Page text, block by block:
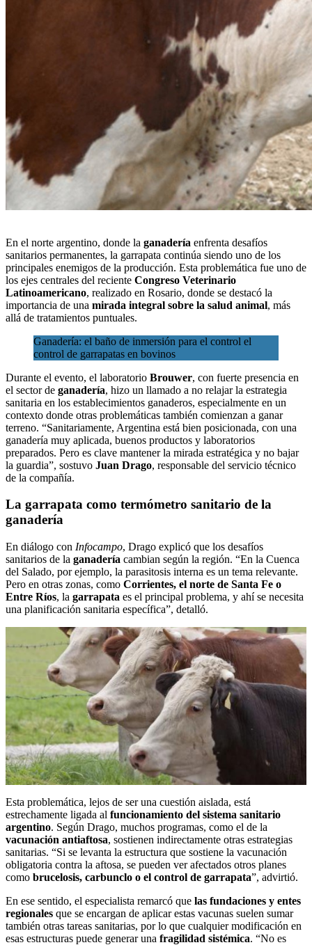
En el norte argentino, donde la ganadería enfrenta desafíos
sanitarios permanentes, la garrapata continúa siendo uno de los
principales enemigos de la producción. Esta problemática fue uno de
los ejes centrales del reciente Congreso Veterinario
Latinoamericano, realizado en Rosario, donde se destacó la
importancia de una mirada integral sobre la salud animal, más
allá de tratamientos puntuales.
Ganadería: el baño de inmersión para el control el
control de garrapatas en bovinos
Durante el evento, el laboratorio Brouwer, con fuerte presencia en
el sector de ganadería, hizo un llamado a no relajar la estrategia
sanitaria en los establecimientos ganaderos, especialmente en un
contexto donde otras problemáticas también comienzan a ganar
terreno. “Sanitariamente, Argentina está bien posicionada, con una
ganadería muy aplicada, buenos productos y laboratorios
preparados. Pero es clave mantener la mirada estratégica y no bajar
la guardia”, sostuvo Juan Drago, responsable del servicio técnico
de la compañía.
La garrapata como termómetro sanitario de la
ganadería
En diálogo con Infocampo, Drago explicó que los desafíos
sanitarios de la ganadería cambian según la región. “En la Cuenca
del Salado, por ejemplo, la parasitosis interna es un tema relevante.
Pero en otras zonas, como Corrientes, el norte de Santa Fe o
Entre Ríos, la garrapata es el principal problema, y ahí se necesita
una planificación sanitaria específica”, detalló.
Esta problemática, lejos de ser una cuestión aislada, está
estrechamente ligada al funcionamiento del sistema sanitario
argentino. Según Drago, muchos programas, como el de la
vacunación antiaftosa, sostienen indirectamente otras estrategias
sanitarias. “Si se levanta la estructura que sostiene la vacunación
obligatoria contra la aftosa, se pueden ver afectados otros planes
como brucelosis, carbunclo o el control de garrapata”, advirtió.
En ese sentido, el especialista remarcó que las fundaciones y entes
regionales que se encargan de aplicar estas vacunas suelen sumar
también otras tareas sanitarias, por lo que cualquier modificación en
esas estructuras puede generar una fragilidad sistémica. “No es